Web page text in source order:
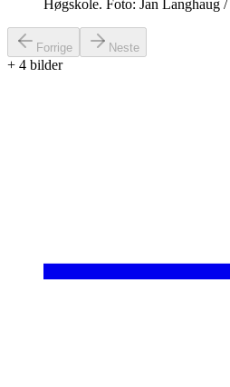
Høgskole. Foto: Jan Langhaug
Forrige Neste
+ 4 bilder